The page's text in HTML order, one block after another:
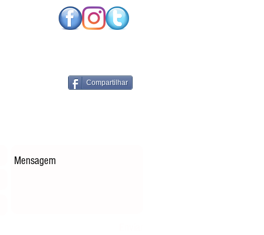
DE
RENOVÁVEL
Compartilhar